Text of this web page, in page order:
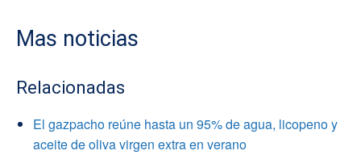
Mas noticias
Relacionadas
El gazpacho reúne hasta un 95% de agua, licopeno y
aceite de oliva virgen extra en verano